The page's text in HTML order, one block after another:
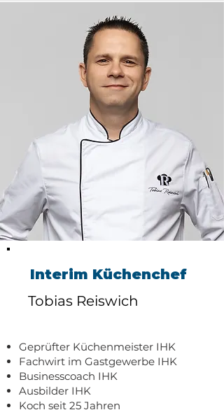
Interim Küchenchef
Tobias Reiswich
Geprüfter Küchenmeister IHK
Fachwirt im Gastgewerbe IHK
Businesscoach IHK
Ausbilder IHK
Koch seit 25 Jahren